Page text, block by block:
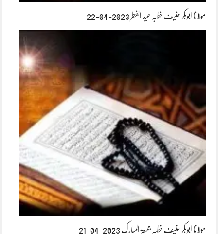
مولانا ابوبکر حنیف خطبہ عید الفطر 2023-04-22
مولانا ابوبکر حنیف خطبہ جمعۃ المبارک 2023-04-21